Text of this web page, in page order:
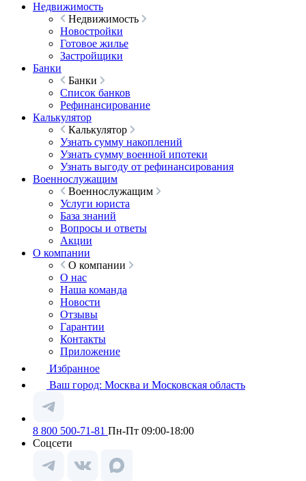
Недвижимость
Недвижимость
Новостройки
Готовое жилье
Застройщики
Банки
Банки
Список банков
Рефинансирование
Калькулятор
Калькулятор
Узнать сумму накоплений
Узнать сумму военной ипотеки
Узнать выгоду от рефинансирования
Военнослужащим
Военнослужащим
Услуги юриста
База знаний
Вопросы и ответы
Акции
О компании
О компании
О нас
Наша команда
Новости
Отзывы
Гарантии
Контакты
Приложение
Избранное
Ваш город: Москва и Московская область
8 800 500-71-81 Пн-Пт 09:00-18:00
Соцсети